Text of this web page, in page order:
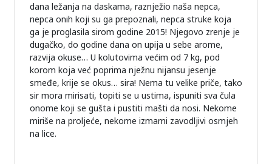
dana ležanja na daskama, raznježio naša nepca,
nepca onih koji su ga prepoznali, nepca struke koja
ga je proglasila sirom godine 2015! Njegovo zrenje je
dugačko, do godine dana on upija u sebe arome,
razvija okuse… U kolutovima većim od 7 kg, pod
korom koja već poprima nježnu nijansu jesenje
smeđe, krije se okus… sira! Nema tu velike priče, tako
sir mora mirisati, topiti se u ustima, ispuniti sva čula
onome koji se gušta i pustiti mašti da nosi. Nekome
miriše na proljeće, nekome izmami zavodljivi osmjeh
na lice.